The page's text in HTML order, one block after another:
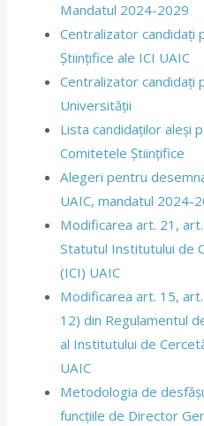
Mandatul 2024-2029
Centralizator candidați
Științifice ale ICI UAIC
Centralizator candidați
Universității
Lista candidaților aleși
Comitetele Științifice
Alegeri pentru
UAIC, mandatul 2024-
Modificarea art. 21,
Statutul Institutului de
(ICI) UAIC
Modificarea art. 15,
12) din Regulamentul
al Institutului de
UAIC
Metodologia de
funcțiile de Director